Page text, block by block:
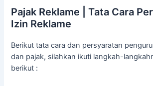
Pajak Reklame | Tata Cara
Izin Reklame
Berikut tata cara dan persyaratan
dan pajak, silahkan ikuti langkah-
berikut :